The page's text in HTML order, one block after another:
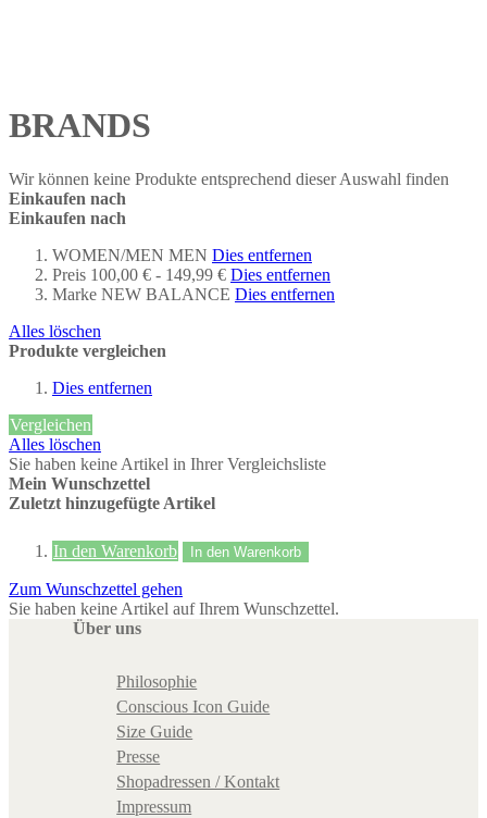
BRANDS
Wir können keine Produkte entsprechend dieser Auswahl finden
Einkaufen nach
Einkaufen nach
WOMEN/MEN MEN Dies entfernen
Preis 100,00 € - 149,99 € Dies entfernen
Marke NEW BALANCE Dies entfernen
Alles löschen
Produkte vergleichen
Dies entfernen
Vergleichen
Alles löschen
Sie haben keine Artikel in Ihrer Vergleichsliste
Mein Wunschzettel
Zuletzt hinzugefügte Artikel
In den Warenkorb In den Warenkorb
Zum Wunschzettel gehen
Sie haben keine Artikel auf Ihrem Wunschzettel.
Über uns
Philosophie
Conscious Icon Guide
Size Guide
Presse
Shopadressen / Kontakt
Impressum